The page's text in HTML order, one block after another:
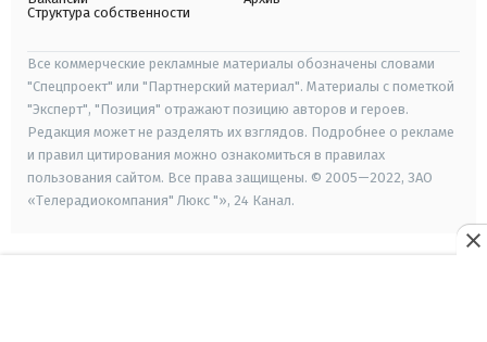
Структура собственности
Все коммерческие рекламные материалы обозначены словами
"Спецпроект" или "Партнерский материал". Материалы с пометкой
"Эксперт", "Позиция" отражают позицию авторов и героев.
Редакция может не разделять их взглядов. Подробнее о рекламе
и правил цитирования можно ознакомиться в правилах
пользования сайтом. Все права защищены. © 2005—2022, ЗАО
«Телерадиокомпания" Люкс "», 24 Канал.